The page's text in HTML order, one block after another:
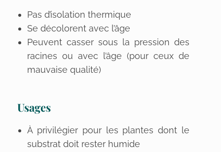
Pas d’isolation thermique
Se décolorent avec l’âge
Peuvent casser sous la pression des
racines ou avec l’âge (pour ceux de
mauvaise qualité)
Usages
À privilégier pour les plantes dont le
substrat doit rester humide